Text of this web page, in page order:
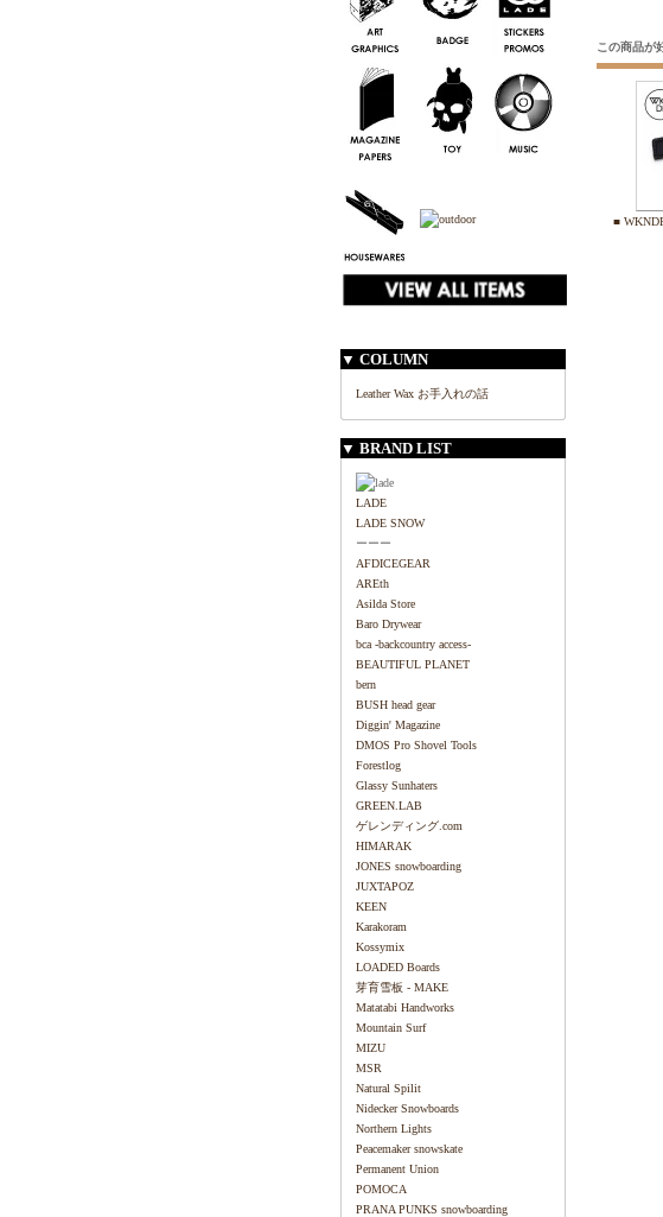
▼ COLUMN
Leather Wax お手入れの話
▼ BRAND LIST
LADE
LADE SNOW
ーーー
AFDICEGEAR
AREth
Asilda Store
Baro Drywear
bca -backcountry access-
BEAUTIFUL PLANET
bern
BUSH head gear
Diggin' Magazine
DMOS Pro Shovel Tools
Forestlog
Glassy Sunhaters
GREEN.LAB
ゲレンディング.com
HIMARAK
JONES snowboarding
JUXTAPOZ
KEEN
Karakoram
Kossymix
LOADED Boards
芽育雪板 - MAKE
Matatabi Handworks
Mountain Surf
MIZU
MSR
Natural Spilit
Nidecker Snowboards
Northern Lights
Peacemaker snowskate
Permanent Union
POMOCA
PRANA PUNKS snowboarding
この商品が
■